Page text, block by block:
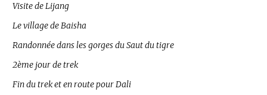
Visite de Lijang
Le village de Baisha
Randonnée dans les gorges du Saut du tigre
2ème jour de trek
Fin du trek et en route pour Dali